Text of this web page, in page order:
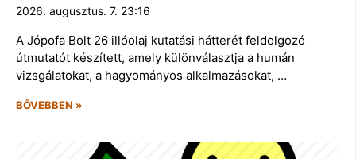
2026. augusztus. 7. 23:16
A Jópofa Bolt 26 illóolaj kutatási hátterét feldolgozó
útmutatót készített, amely különválasztja a humán
vizsgálatokat, a hagyományos alkalmazásokat, …
BŐVEBBEN »